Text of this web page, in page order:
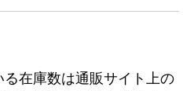
在庫数は通販サイト上の